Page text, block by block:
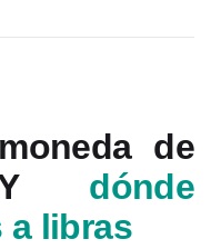
de
Y dónde
a libras